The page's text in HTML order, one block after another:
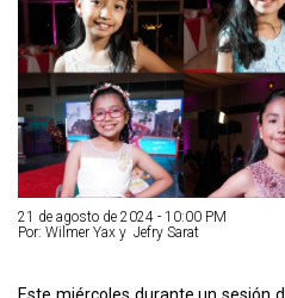
21 de agosto de 2024 - 10:00 PM
Por: Wilmer Yax y Jefry Sarat
Este miércoles durante un sesión